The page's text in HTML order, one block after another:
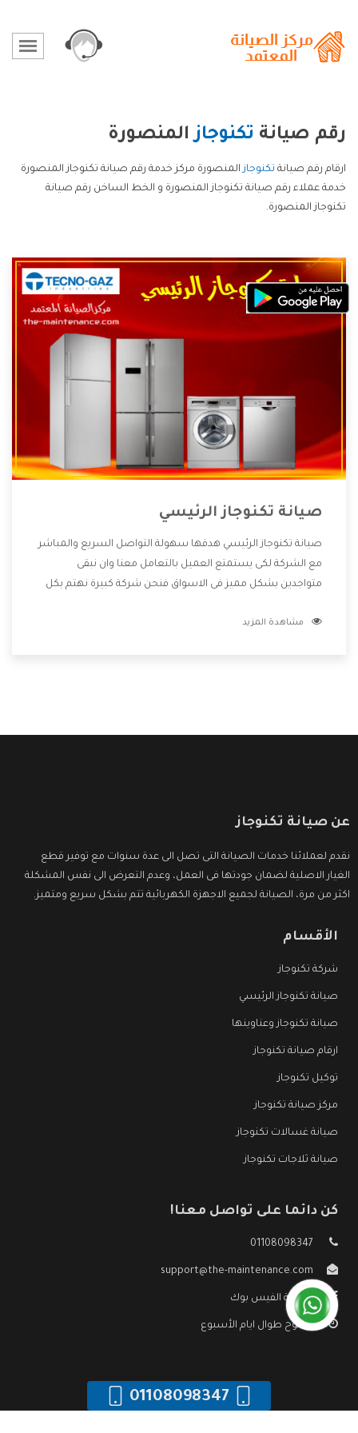
رقم صيانة تكنوجازالمنصورة
ارقام رقم صيانة تكنوجازالمنصورة مركز خدمة رقم صيانة تكنوجاز المنصورة
خدمة عملاء رقم صيانة تكنوجاز المنصورة و الخط الساخن رقم صيانة
تكنوجاز المنصورة.
صيانة تكنوجاز الرئيسي
صيانة تكنوجاز الرئيسي هدفها سهولة التواصل السريع والمباشر
مع الشركة لكى يستمتع العميل بالتعامل معنا وان نبقى
متواجدين بشكل مميز فى الاسواق فنحن شركة كبيرة نهتم بكل
الشركة بها والتى تكون منها خدمة الصيانة التى تكون من أهم
مشاهدة المزيد
عن صيانة تكنوجاز
نقدم لعملائنا خدمات الصيانة التى تصل الى عدة سنوات مع توفير قطع
الغيار الاصلية لضمان جودتها فى العمل، وعدم التعرض الى نفس المشكلة
اكثر من مرة، الصيانة لجميع الاجهزة الكهربائية تتم بشكل سريع ومتميز.
الأقسام
شركة تكنوجاز
صيانة تكنوجاز الرئيسي
صيانة تكنوجاز وعناوينها
ارقام صيانة تكنوجاز
توكيل تكنوجاز
مركز صيانة تكنوجاز
صيانة غسالات تكنوجاز
صيانة ثلاجات تكنوجاز
كن دائما على تواصل معنا!
01108098347
support@the-maintenance.com
صفحة الفيس بوك
مفتوح طوال ايام الأسبوع
01108098347